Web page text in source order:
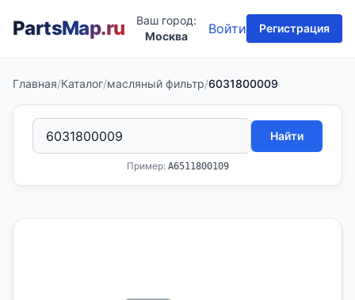
PartsMap.ru
Ваш город:
Москва
Войти Регистрация
Главная/Каталог/масляный фильтр/6031800009
Найти
Пример: A6511800109